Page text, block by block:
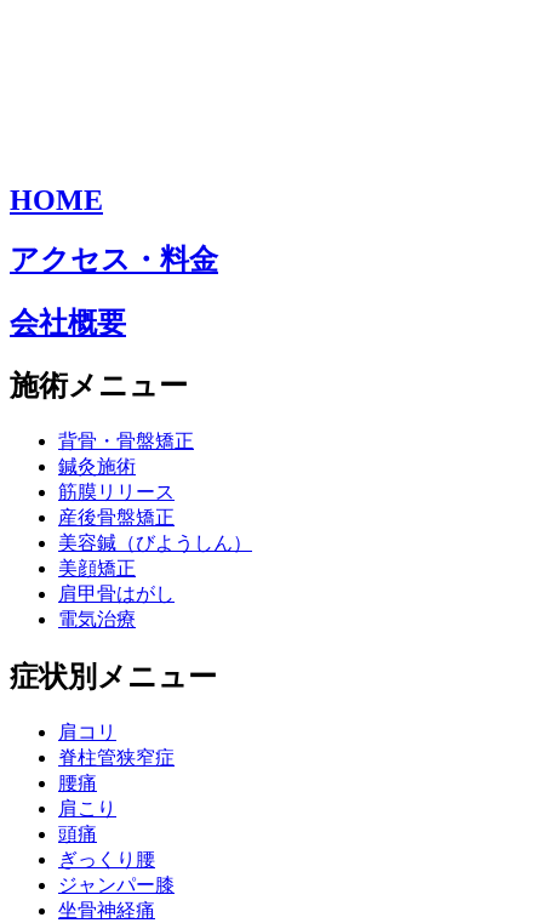
HOME
アクセス・料金
会社概要
施術メニュー
背骨・骨盤矯正
鍼灸施術
筋膜リリース
産後骨盤矯正
美容鍼（びようしん）
美顔矯正
肩甲骨はがし
電気治療
症状別メニュー
肩コリ
脊柱管狭窄症
腰痛
肩こり
頭痛
ぎっくり腰
ジャンパー膝
坐骨神経痛